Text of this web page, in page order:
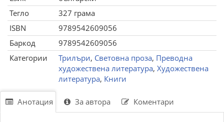
Тегло
327 грама
ISBN
9789542609056
Баркод
9789542609056
Категории
Трилъри, Световна проза, Преводна
художествена литература, Художествена
литература, Книги
Анотация За автора Коментари